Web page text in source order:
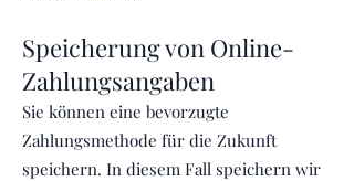
Speicherung von Online-
Zahlungsangaben
Sie können eine bevorzugte
Zahlungsmethode für die Zukunft
speichern. In diesem Fall speichern wir